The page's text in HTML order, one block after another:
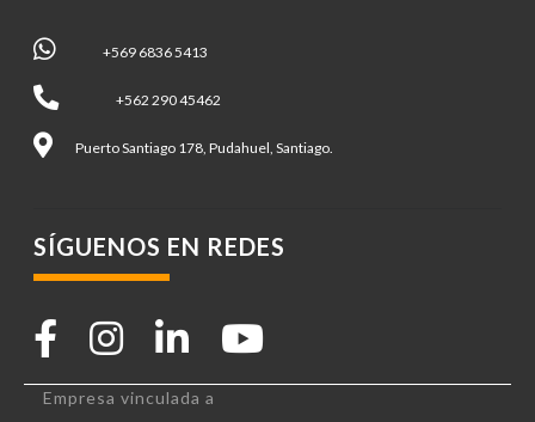
+569 6836 5413
+562 290 45462
Puerto Santiago 178, Pudahuel, Santiago.
SÍGUENOS EN REDES
Empresa vinculada a